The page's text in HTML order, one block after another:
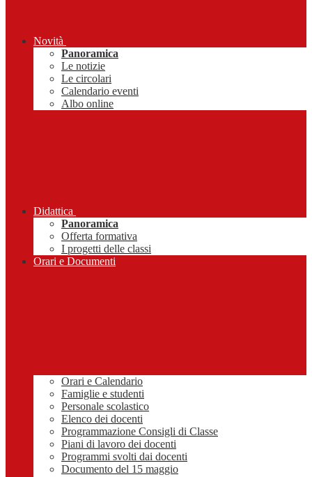
Novità
Panoramica
Le notizie
Le circolari
Calendario eventi
Albo online
Didattica
Panoramica
Offerta formativa
I progetti delle classi
Orari e Documenti
Orari e Calendario
Famiglie e studenti
Personale scolastico
Elenco dei docenti
Programmazione Consigli di Classe
Piani di lavoro dei docenti
Programmi svolti dai docenti
Documento del 15 maggio